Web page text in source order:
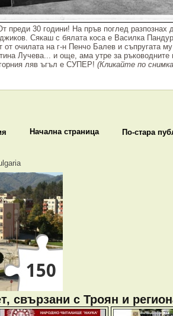
преди 30 години! На пръв поглед разпознах
Сякаш с бялата коса е Василка
очилата на г-н Пенчо Балев и съпругата
Лучева... и още, ама утре за ръководните
ляв ъгъл е СУПЕР! (Кликайте по
По-стара
Начална страница
свързани с Троян и